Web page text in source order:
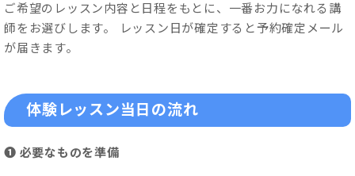
ご希望のレッスン内容と日程をもとに、一番お力になれる講
師をお選びします。 レッスン日が確定すると予約確定メール
が届きます。
体験レッスン当日の流れ
❶ 必要なものを準備